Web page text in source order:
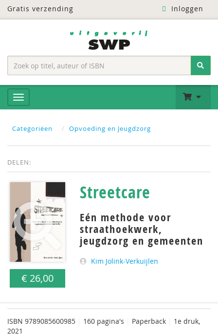
Gratis verzending Inloggen
Categoriëen Opvoeding en Jeugdzorg
DELEN:
€ 26,00
Streetcare
Eén methode voor
straathoekwerk,
jeugdzorg en gemeenten
Kim Jolink-Verkuijlen
ISBN 9789085600985 160 pagina's Paperback
1e druk,
2021